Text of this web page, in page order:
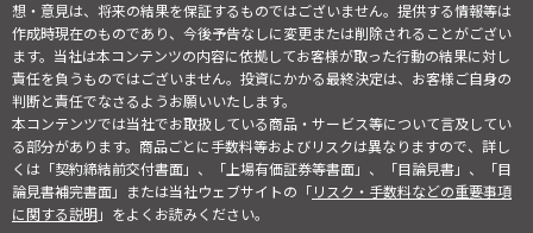
想・意見は、将来の結果を保証するものではございません。提供する情報等は
作成時現在のものであり、今後予告なしに変更または削除されることがござい
ます。当社は本コンテンツの内容に依拠してお客様が取った行動の結果に対し
責任を負うものではございません。投資にかかる最終決定は、お客様ご自身の
判断と責任でなさるようお願いいたします。
本コンテンツでは当社でお取扱している商品・サービス等について言及してい
る部分があります。商品ごとに手数料等およびリスクは異なりますので、詳し
くは「契約締結前交付書面」、「上場有価証券等書面」、「目論見書」、「目
論見書補完書面」または当社ウェブサイトの「リスク・手数料などの重要事項
に関する説明」をよくお読みください。